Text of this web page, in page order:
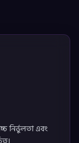
নির্ভুলতা এবং